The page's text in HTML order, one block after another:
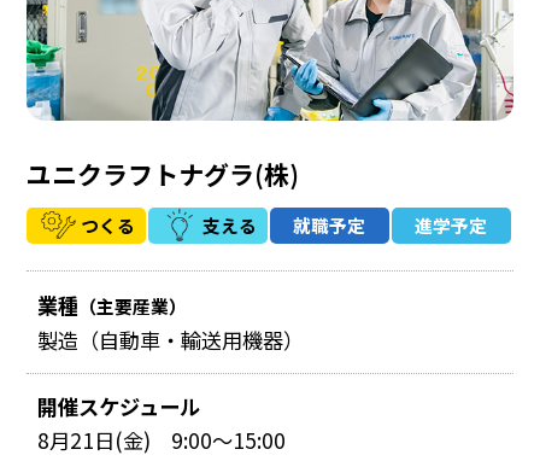
ユニクラフトナグラ(株)
つくる 支える 就職予定 進学予定
業種 （主要産業）
製造（自動車・輸送用機器）
開催スケジュール
8月21日(金) 9:00～15:00